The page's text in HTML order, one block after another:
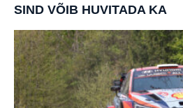
SIND VÕIB HUVITADA KA